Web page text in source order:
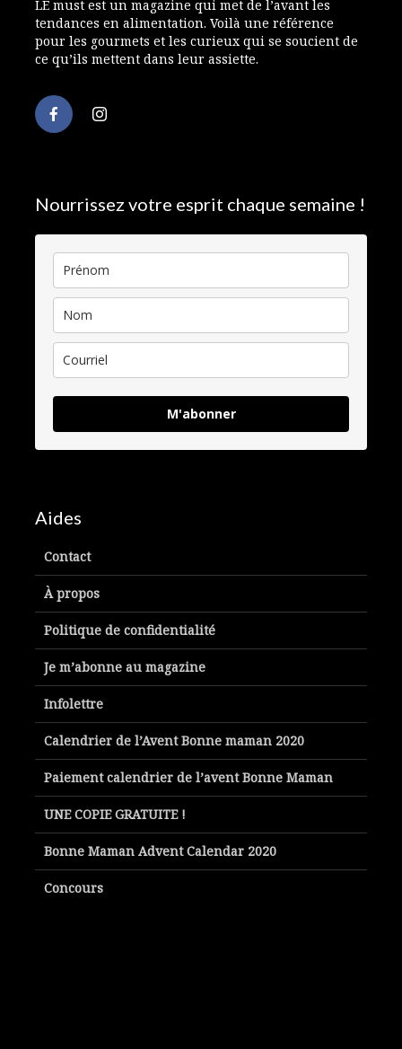
LE must est un magazine qui met de l’avant les
tendances en alimentation. Voilà une référence
pour les gourmets et les curieux qui se soucient de
ce qu’ils mettent dans leur assiette.
Nourrissez votre esprit chaque semaine !
M'abonner
Aides
Contact
À propos
Politique de confidentialité
Je m’abonne au magazine
Infolettre
Calendrier de l’Avent Bonne maman 2020
Paiement calendrier de l’avent Bonne Maman
UNE COPIE GRATUITE !
Bonne Maman Advent Calendar 2020
Concours